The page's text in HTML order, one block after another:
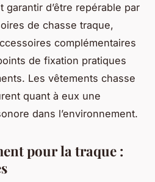
d’être repérable par
de chasse traque,
complémentaires
de fixation pratiques
Les vêtements chasse
quant à eux une
dans l’environnement.
pour la traque :